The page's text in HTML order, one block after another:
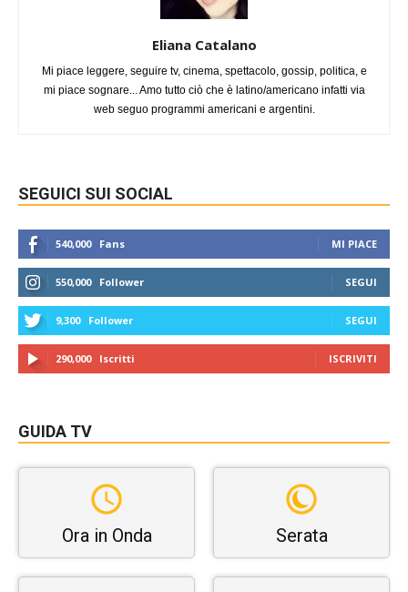
Eliana Catalano
Mi piace leggere, seguire tv, cinema, spettacolo, gossip, politica, e
mi piace sognare... Amo tutto ciò che è latino/americano infatti via
web seguo programmi americani e argentini.
SEGUICI SUI SOCIAL
540,000 Fans MI PIACE
550,000 Follower SEGUI
9,300 Follower SEGUI
290,000 Iscritti ISCRIVITI
GUIDA TV
Ora in Onda Serata